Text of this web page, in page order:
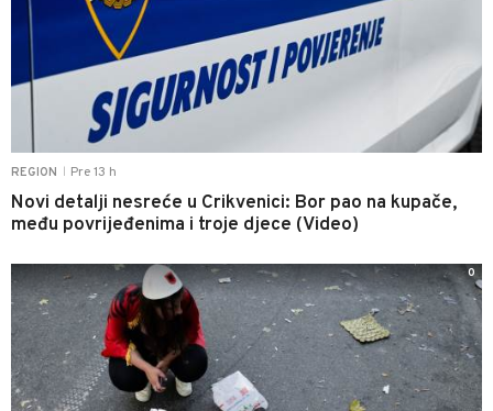
REGION Pre 13 h
Novi detalji nesreće u Crikvenici: Bor pao na kupače,
među povrijeđenima i troje djece (Video)
0